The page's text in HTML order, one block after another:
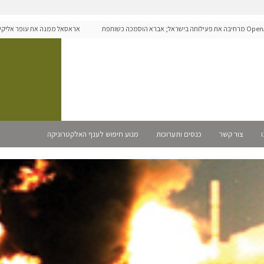
OpenAI מרחיבה את פעילותה בישראל; אברא הוסמכה כשותפת
אראסאל ממנה את עופר אליקים
צור קשר כנסים ותערוכות מנוע חיפוש לענף האלקטרוניקה